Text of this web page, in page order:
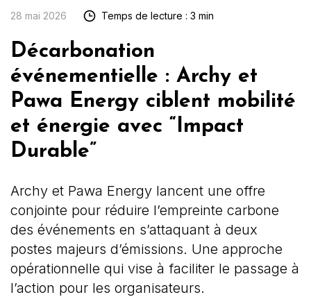
28 mai 2026 Temps de lecture : 3 min
Décarbonation
événementielle : Archy et
Pawa Energy ciblent mobilité
et énergie avec “Impact
Durable”
Archy et Pawa Energy lancent une offre
conjointe pour réduire l’empreinte carbone
des événements en s’attaquant à deux
postes majeurs d’émissions. Une approche
opérationnelle qui vise à faciliter le passage à
l’action pour les organisateurs.